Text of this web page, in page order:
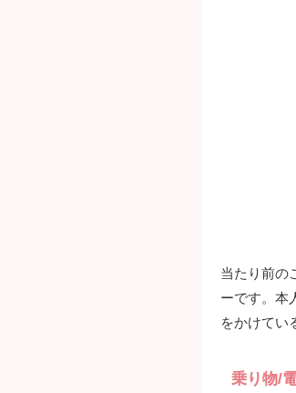
当たり前の
ーです。本
をかけてい
乗り物/